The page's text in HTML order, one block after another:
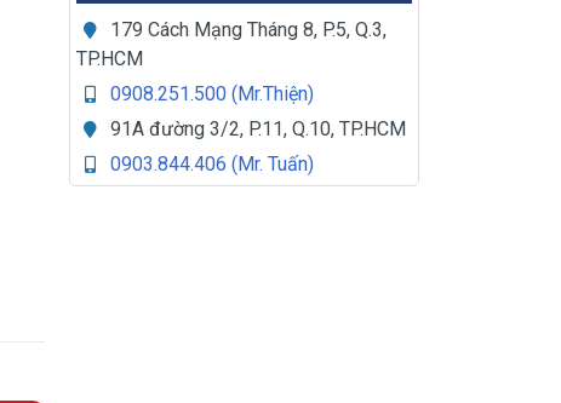
179 Cách Mạng Tháng 8, P.5, Q.3,
TP.HCM
0908.251.500 (Mr.Thiện)
91A đường 3/2, P.11, Q.10, TP.HCM
0903.844.406 (Mr. Tuấn)